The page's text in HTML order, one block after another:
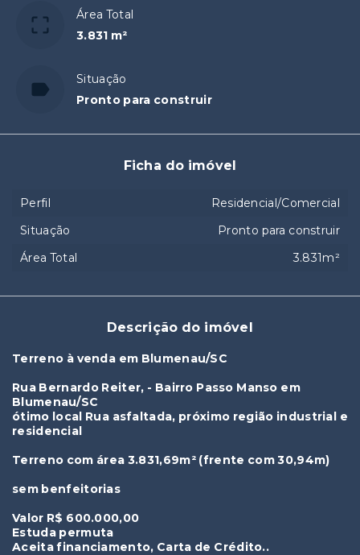
Área Total
3.831 m²
Situação
Pronto para construir
Descrição do imóvel
Terreno à venda em Blumenau/SC
Rua Bernardo Reiter, - Bairro Passo Manso em
Blumenau/SC
ótimo local Rua asfaltada, próximo região industrial e
residencial
Terreno com área 3.831,69m² (frente com 30,94m)
sem benfeitorias
Valor R$ 600.000,00
Estuda permuta
Aceita financiamento, Carta de Crédito..
Ficha do imóvel
Perfil
Residencial/Comercial
Situação
Pronto para construir
Área Total
3.831m²